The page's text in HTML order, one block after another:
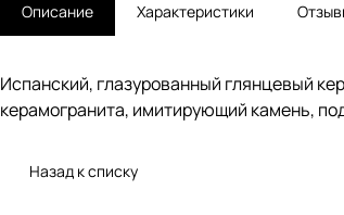
Описание Характеристики
Испанский, глазурованный глянцевый
керамогранита, имитирующий камень,
Назад к списку